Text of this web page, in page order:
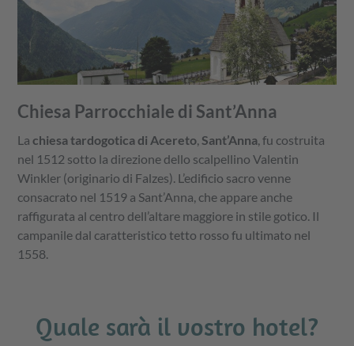
Chiesa Parrocchiale di Sant’Anna
Lachiesa tardogotica di Acereto Sant’Anna , fu costruita
nel 1512 sotto la direzione dello scalpellino Valentin
Winkler (originario di Falzes). L’edificio sacro venne
consacrato nel 1519 a Sant’Anna, che appare anche
raffigurata al centro dell’altare maggiore in stile gotico. Il
campanile dal caratteristico tetto rosso fu ultimato nel
1558.
Quale sarà il vostro hotel?